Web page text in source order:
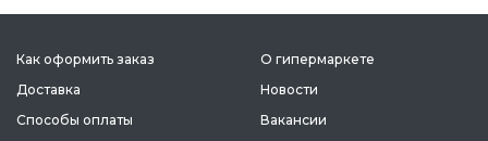
Как оформить заказ
Доставка
Способы оплаты
О гипермаркете
Новости
Вакансии